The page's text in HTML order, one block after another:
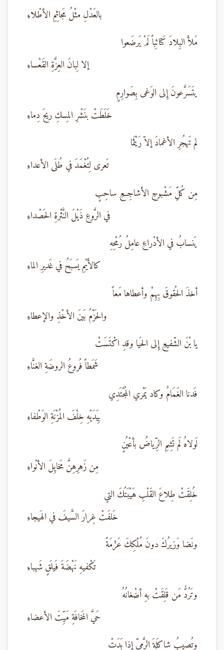
بالعَدْلِ مثْلُ مَجاثِمِ الأطْلاءِ
مَلأَ البِلادَ كَتائِباً لَمْ يَرضَعوا
إلا لِبانَ العِزَّةِ القَعْساءِ
يتَسَرَّعونَ إِلى الوَغى بِصَوارِمٍ
خَلَطَتْ بنَشْرِ المِسكِ ريحَ دِماءِ
لم تَهجُرِ الأغمادَ إلاّ رَيْثَما
تَعرى لِتُغْمَدَ في طُلَى الأعداءِ
مِن كُلِّ مَشْبوحِ الأشاجِعِ ساحِبٍ
في الرَّوعِ ذَيْلَ النَّثْرةِ الحَصْداءِ
يَنسابُ في الأدْراعِ عامِلُ رُمْحِهِ
كالأَيْمِ يَسبَحُ في غَديرِ الماءِ
أخذَ الحُقوقَ بِهِمْ وأعطاها مَعاً
والحَزْمُ بَينَ الأخْذِ والإعطاءِ
يا بْنَ الشّفيعِ إِلى الحَيا وقدِ اكْتَسَتْ
شَمَطاً فُروعُ الروضَةِ الغنَّاءِ
فَدنا الغَمَامُ وكاد يَمْري المُجْتَدِي
بِيَدَيْهِ خِلْفَ المُزْنَةِ الوَطْفاءِ
لَولاهُ لَم تَشِمِ الرِّياضُ بأعْيُنٍ
مِن زَهرِهِنَّ مَخايِلَ الأنْواءِ
خُلِقَتْ طِلاعَ القَلْبِ هَيْبَتُكَ التي
خَلفَتْ غِرارَ السَّيفَ في الهَيجاءِ
ونَضا وَزيرُكَ دونَ مُلْكِكَ عَزْمَةً
تَكْفيهِ نَهْضَةَ فَيلَقٍ شَهباءِ
وتَرُدُّ مَن قَلِقَتْ بهِ أضْغانُهُ
حَيَّ المَخافَةِ مَيِّتَ الأعضاءِ
وتُصيبُ شاكِلَةَ الرَّمِيِّ إذا بَدَتْ